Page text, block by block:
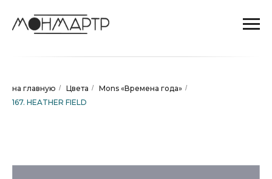
на главную / Цвета / Mons «Времена года» /
167. HEATHER FIELD